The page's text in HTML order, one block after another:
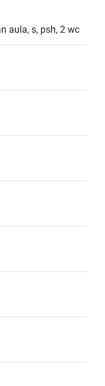
aula, s, psh, 2 wc